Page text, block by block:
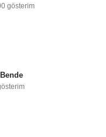
gösterim